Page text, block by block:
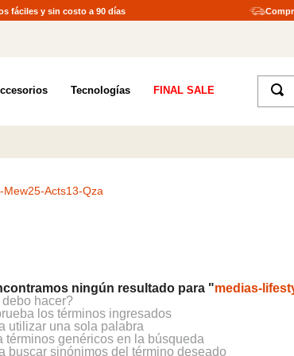
fáciles y sin costo a 90 días
Tecnologías FINAL SALE
¿Qué
Acts13-Qza
ningún resultado para "medias-
hacer?
los términos ingresados
utilizar una sola palabra
términos genéricos en la búsqueda
buscar sinónimos del término deseado
2.
tenis hombre
3.
tenis mujer
7.
8 .
botas hombre